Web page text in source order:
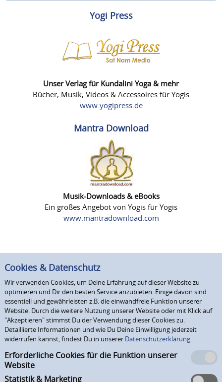
Yogi Press
Unser Verlag für Kundalini Yoga & mehr
Bücher, Musik, Videos & Accessoires für Yogis
www.yogipress.de
Mantra Download
Musik-Downloads & eBooks
Ein großes Angebot von Yogis für Yogis
www.mantradownload.com
Cookies & Datenschutz
Wir verwenden Cookies, um Deine Erfahrung auf dieser Website zu
optimieren und Dir den besten Service anzubieten. Einige davon sind
essentiell und gewährleisten z.B. die einwandfreie Funktion unserer
Website. Durch die weitere Nutzung unserer Website oder mit Klick auf
"Akzeptieren" stimmst Du der Verwendung dieser Cookies zu.
Detaillierte Informationen und wie Du Deine Einwilligung jederzeit
widerrufen kannst, findest Du in unserer Datenschutzerklärung.
Erforderliche Cookies für die Funktion unserer
Website
Statistik & Marketing